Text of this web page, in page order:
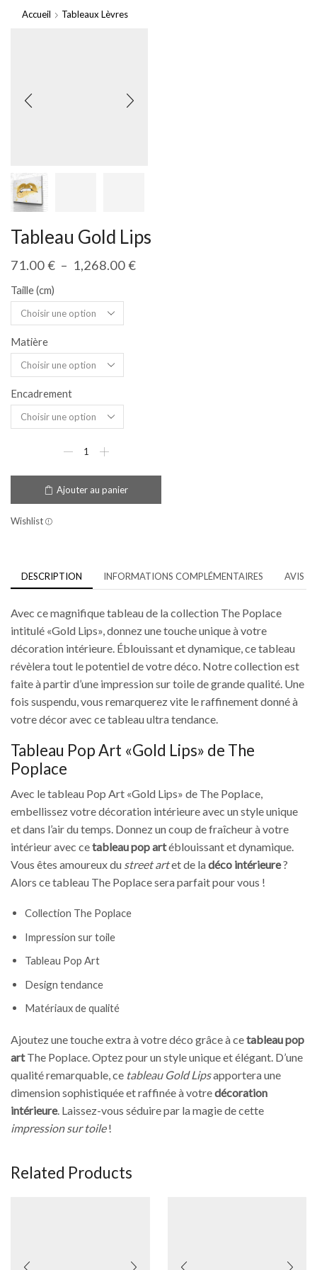
Accueil Tableaux Lèvres
Tableau Gold Lips
71.00€ – 1,268.00€
Taille (cm)
Matière
Encadrement
Ajouter au panier
Wishlist
DESCRIPTION INFORMATIONS COMPLÉMENTAIRES AVIS (0)
Avec ce magnifique tableau de la collection The Poplace
intitulé «Gold Lips», donnez une touche unique à votre
décoration intérieure. Éblouissant et dynamique, ce tableau
révèlera tout le potentiel de votre déco. Notre collection est
faite à partir d’une impression sur toile de grande qualité. Une
fois suspendu, vous remarquerez vite le raffinement donné à
votre décor avec ce tableau ultra tendance.
Tableau Pop Art «Gold Lips» de The
Poplace
Avec le tableau Pop Art «Gold Lips» de The Poplace,
embellissez votre décoration intérieure avec un style unique
et dans l’air du temps. Donnez un coup de fraîcheur à votre
intérieur avec cetableau pop artéblouissant et dynamique.
Vous êtes amoureux du street artet de ladéco intérieure?
Alors ce tableau The Poplace sera parfait pour vous !
Collection The Poplace
Impression sur toile
Tableau Pop Art
Design tendance
Matériaux de qualité
Ajoutez une touche extra à votre déco grâce à cetableau pop
artThe Poplace. Optez pour un style unique et élégant. D’une
qualité remarquable, ce tableau Gold Lipsapportera une
dimension sophistiquée et raffinée à votredécoration
intérieure. Laissez-vous séduire par la magie de cette
impression sur toile!
Related Products